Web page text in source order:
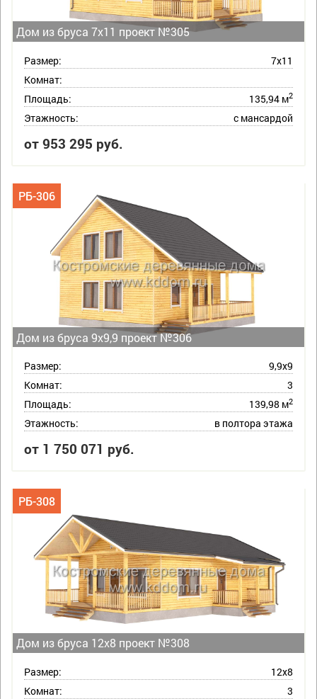
Дом из бруса 7х11 проект №305
Размер:
7х11
Комнат:
Площадь:
135,94 м2
Этажность: с мансардой
от 953 295 руб.
Дом из бруса 9х9,9 проект №306
РБ-306
Размер:
9,9х9
Комнат:
3
Площадь:
139,98 м2
Этажность: в полтора этажа
от 1 750 071 руб.
Дом из бруса 12х8 проект №308
РБ-308
Размер:
12х8
Комнат:
3